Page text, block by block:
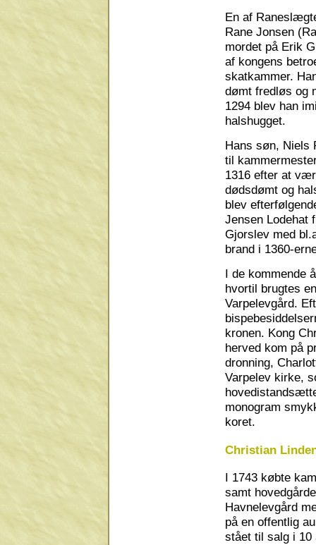
En af
Rane Jonsen
mordet på Erik
af kongens
skatkammer.
dømt fredløs og
1294 blev han
halshugget.
Hans søn, Niels
til
1316 efter at
dødsdømt og
blev
Jensen Lodehat
Gjorslev med
brand i 1360-
I de kommende
hvortil brugtes
Varpelevgård.
kronen. Kong
herved kom på
dronning,
Varpelev kirke,
monogram
koret.
Christian
I 1743 købte
samt
Havnelevgård
på en offentlig
stået til salg i